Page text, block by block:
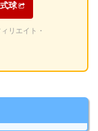
球
リエイト・